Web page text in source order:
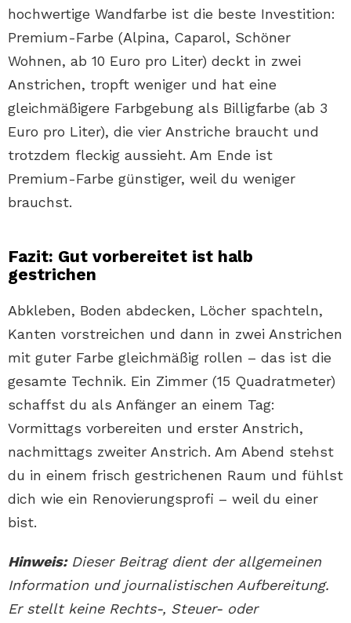
hochwertige Wandfarbe ist die beste Investition:
Premium-Farbe (Alpina, Caparol, Schöner
Wohnen, ab 10 Euro pro Liter) deckt in zwei
Anstrichen, tropft weniger und hat eine
gleichmäßigere Farbgebung als Billigfarbe (ab 3
Euro pro Liter), die vier Anstriche braucht und
trotzdem fleckig aussieht. Am Ende ist
Premium-Farbe günstiger, weil du weniger
brauchst.
Fazit: Gut vorbereitet ist halb
gestrichen
Abkleben, Boden abdecken, Löcher spachteln,
Kanten vorstreichen und dann in zwei Anstrichen
mit guter Farbe gleichmäßig rollen – das ist die
gesamte Technik. Ein Zimmer (15 Quadratmeter)
schaffst du als Anfänger an einem Tag:
Vormittags vorbereiten und erster Anstrich,
nachmittags zweiter Anstrich. Am Abend stehst
du in einem frisch gestrichenen Raum und fühlst
dich wie ein Renovierungsprofi – weil du einer
bist.
Hinweis:Dieser Beitrag dient der allgemeinen
Information und journalistischen Aufbereitung.
Er stellt keine Rechts-, Steuer- oder